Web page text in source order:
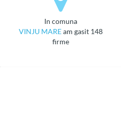
in comuna
VINJU MAREam gasit 148
firme